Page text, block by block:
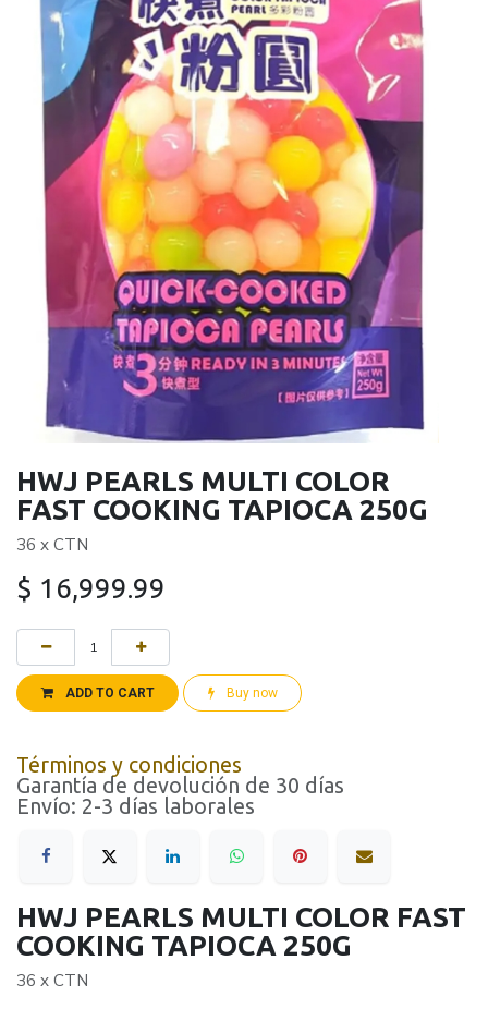
HWJ PEARLS MULTI COLOR
FAST COOKING TAPIOCA 250G
36 x CTN
$ 16,999.99
ADD TO CART Buy now
Términos y condiciones
Garantía de devolución de 30 días
Envío: 2-3 días laborales
HWJ PEARLS MULTI COLOR FAST
COOKING TAPIOCA 250G
36 x CTN